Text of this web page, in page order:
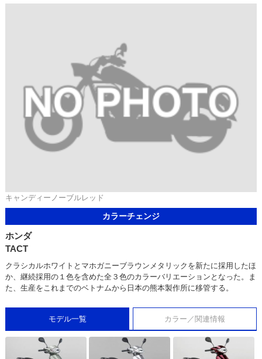
キャンディーノーブルレッド
カラーチェンジ
ホンダ
TACT
クラシカルホワイトとマホガニーブラウンメタリックを新たに採用したほ
か、継続採用の１色を含めた全３色のカラーバリエーションとなった。ま
た、生産をこれまでのベトナムから日本の熊本製作所に移管する。
モデル一覧 カラー／関連情報